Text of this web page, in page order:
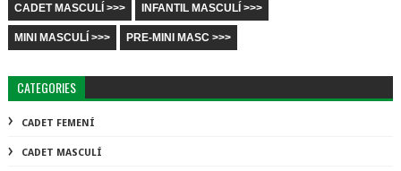
CADET MASCULÍ >>> INFANTIL MASCULÍ >>>
MINI MASCULÍ >>> PRE-MINI MASC >>>
CATEGORIES
CADET FEMENÍ
CADET MASCULÍ